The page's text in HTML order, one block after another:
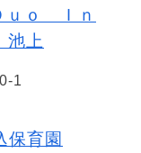
ｕｏ Ｉｎ
池上
1
保育園